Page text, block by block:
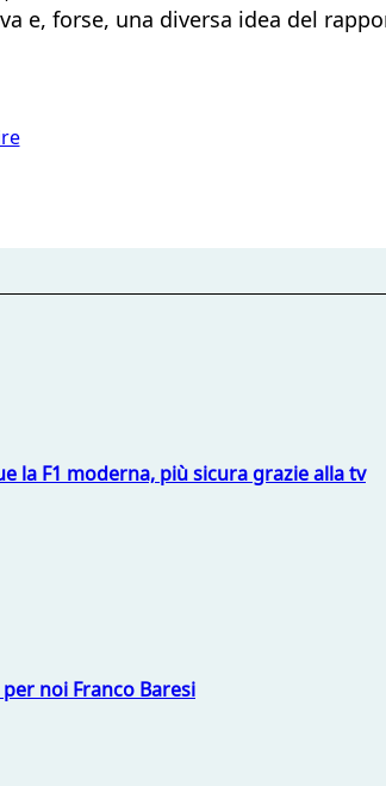
e, forse, una diversa idea del
la F1 moderna, più sicura grazie alla tv
noi Franco Baresi